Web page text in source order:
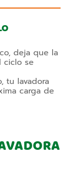
deja que la
ciclo se
tu lavadora
carga de